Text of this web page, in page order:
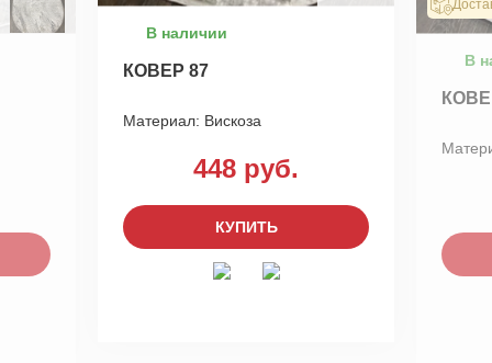
В наличии
КОВЕР 87
Материал: Вискоза
448 руб.
КУПИТЬ
В